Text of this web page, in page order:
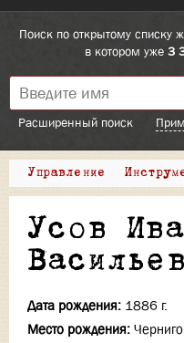
Поиск по открытому списку
в котором уже 3
Расширенный поиск
Управление
Усов
Дата рождения: 1886 г.
Место рождения: